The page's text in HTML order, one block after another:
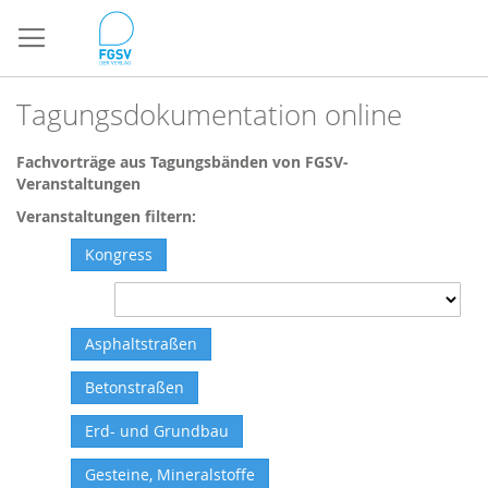
zum
Inhalt
Tagungsdokumentation online
Fachvorträge aus Tagungsbänden von FGSV-
Veranstaltungen
Veranstaltungen filtern:
Kongress
Asphaltstraßen
Betonstraßen
Erd- und Grundbau
Gesteine, Mineralstoffe